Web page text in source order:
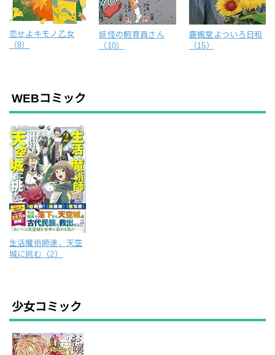
恋せよキモノ乙女
（8）
妖怪の飼育員さん
（10）
鹿楓堂よついろ日和
（15）
WEBコミック
生活魔術師達、天空
城に挑む（2）
少女コミック